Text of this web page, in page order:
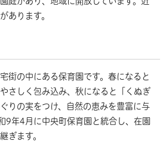
あります。
街の中にある保育園です。春になると
さしく包み込み、秋になると「くぬぎ
りの実をつけ、自然の恵みを豊富に与
9年4月に中央町保育園と統合し、在園
ぎます。